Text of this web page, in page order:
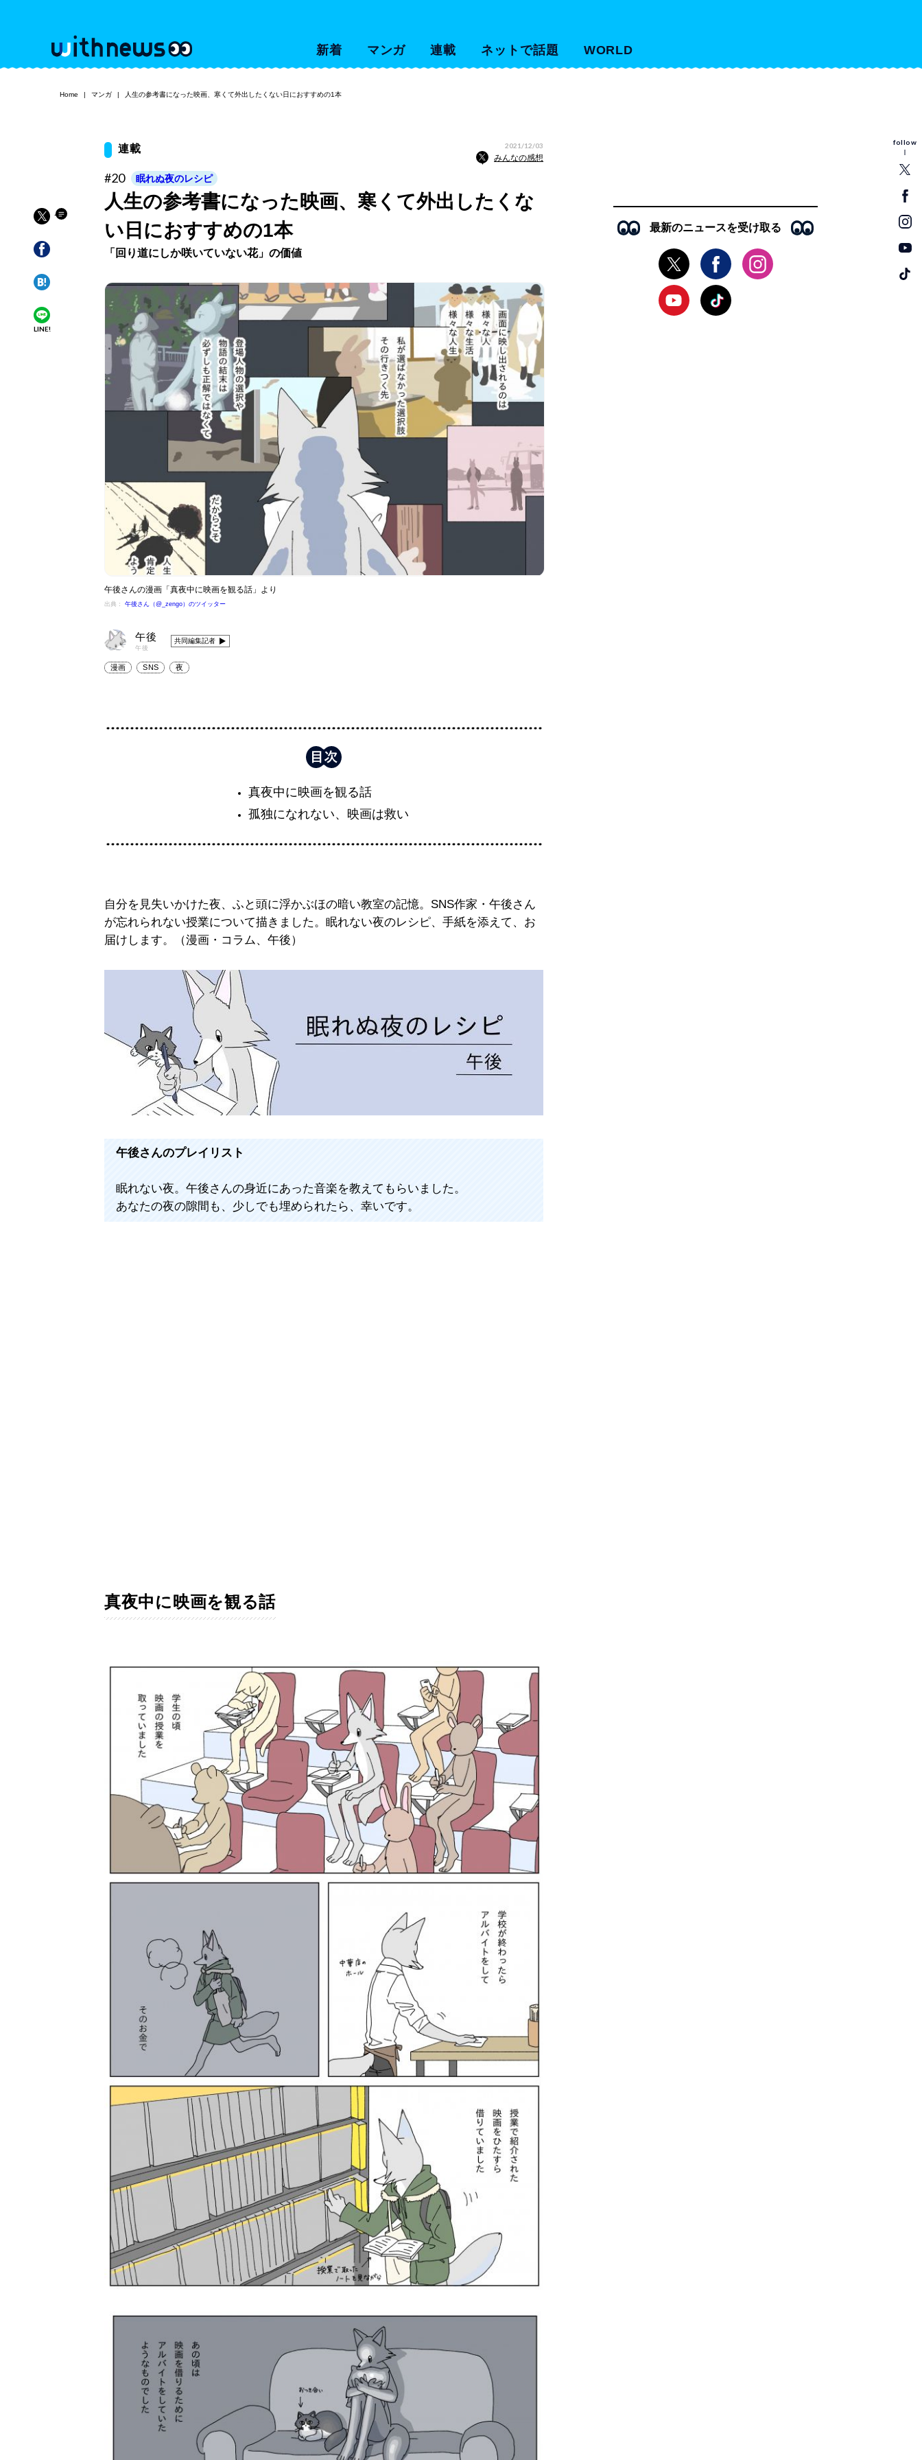
新着 マンガ 連載 ネットで話題 WORLD
follow
Home マンガ 人生の参考書になった映画、寒くて外出したくない日におすすめの1本
LINE!
連載 2021/12/03
みんなの感想
#20 眠れぬ夜のレシピ
人生の参考書になった映画、寒くて外出したくな
い日におすすめの1本
「回り道にしか咲いていない花」の価値
午後さんの漫画「真夜中に映画を観る話」より
出典： 午後さん（@_zengo）のツイッター
午後
午後
共同編集記者
漫画 SNS 夜
真夜中に映画を観る話
孤独になれない、映画は救い
自分を見失いかけた夜、ふと頭に浮かぶほの暗い教室の記憶。SNS作家・午後さん
が忘れられない授業について描きました。眠れない夜のレシピ、手紙を添えて、お
届けします。（漫画・コラム、午後）
午後さんのプレイリスト
眠れない夜。午後さんの身近にあった音楽を教えてもらいました。
あなたの夜の隙間も、少しでも埋められたら、幸いです。
真夜中に映画を観る話
最新のニュースを受け取る